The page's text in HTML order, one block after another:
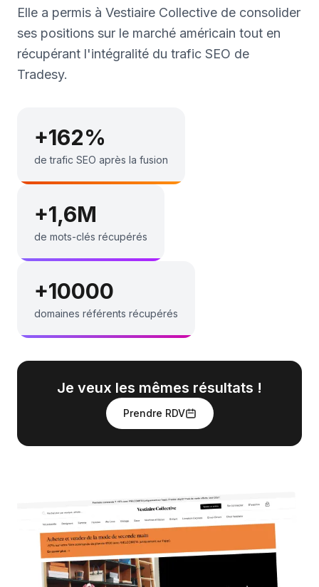
Elle a permis à Vestiaire Collective de consolider
ses positions sur le marché américain tout en
récupérant l'intégralité du trafic SEO de
Tradesy.
+162%
de trafic SEO après la fusion
+1,6M
de mots-clés récupérés
+10000
domaines référents récupérés
Je veux les mêmes résultats !
Prendre RDV